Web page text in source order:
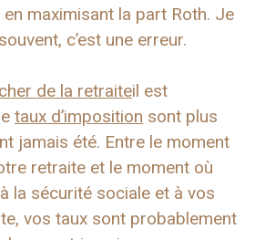
maximisant la part Roth. Je
c’est une erreur.
de la retraiteil est
taux d’imposition sont plus
jamais été. Entre le moment
retraite et le moment où
la sécurité sociale et à vos
vos taux sont probablement